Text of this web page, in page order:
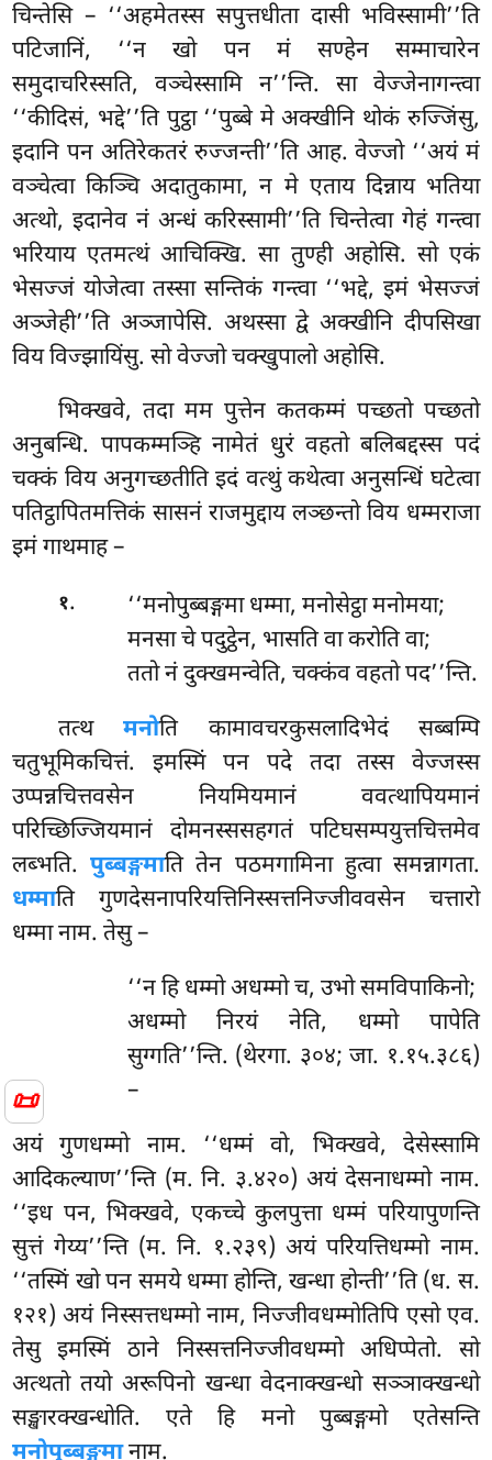
📜
चिन्तेसि – ‘‘अहमेतस्स सपुत्तधीता दासी भविस्सामी’’ति
पटिजानिं, ‘‘न खो पन मं सण्हेन सम्माचारेन
समुदाचरिस्सति, वञ्चेस्सामि न’’न्ति. सा वेज्जेनागन्त्वा
‘‘कीदिसं, भद्दे’’ति पुट्ठा ‘‘पुब्बे मे अक्खीनि थोकं रुज्जिंसु,
इदानि पन अतिरेकतरं रुज्जन्ती’’ति आह. वेज्जो ‘‘अयं मं
वञ्चेत्वा किञ्चि अदातुकामा, न मे एताय दिन्नाय भतिया
अत्थो, इदानेव नं अन्धं करिस्सामी’’ति चिन्तेत्वा गेहं गन्त्वा
भरियाय एतमत्थं आचिक्खि. सा तुण्ही अहोसि. सो एकं
भेसज्जं योजेत्वा तस्सा सन्तिकं गन्त्वा ‘‘भद्दे, इमं भेसज्जं
अञ्जेही’’ति अञ्जापेसि. अथस्सा द्वे अक्खीनि दीपसिखा
विय विज्झायिंसु. सो वेज्जो चक्खुपालो अहोसि.
भिक्खवे, तदा मम पुत्तेन कतकम्मं पच्छतो पच्छतो
अनुबन्धि. पापकम्मञ्हि नामेतं धुरं वहतो बलिबद्दस्स पदं
चक्कं विय अनुगच्छतीति इदं वत्थुं कथेत्वा अनुसन्धिं घटेत्वा
पतिट्ठापितमत्तिकं सासनं राजमुद्दाय लञ्छन्तो विय धम्मराजा
इमं गाथमाह –
१. ‘‘मनोपुब्बङ्गमाधम्मा, मनोसेट्ठा मनोमया;
मनसा चे पदुट्ठेन, भासति वा करोति वा;
ततो नं दुक्खमन्वेति, चक्कंव वहतो पद’’न्ति.
तत्थमनोति कामावचरकुसलादिभेदं सब्बम्पि
चतुभूमिकचित्तं. इमस्मिं पन पदे तदा तस्स वेज्जस्स
उप्पन्नचित्तवसेन नियमियमानं ववत्थापियमानं
परिच्छिज्जियमानं दोमनस्ससहगतं पटिघसम्पयुत्तचित्तमेव
लब्भति.पुब्बङ्गमाति तेन पठमगामिना हुत्वा समन्नागता.
धम्माति गुणदेसनापरियत्तिनिस्सत्तनिज्जीववसेन चत्तारो
धम्मा नाम. तेसु –
‘‘न हि धम्मो अधम्मो च, उभो समविपाकिनो;
अधम्मो निरयं नेति, धम्मो पापेति
सुग्गति’’न्ति. (थेरगा. ३०४; जा. १.१५.३८६)
–
अयं गुणधम्मो नाम. ‘‘धम्मं वो, भिक्खवे, देसेस्सामि
आदिकल्याण’’न्ति (म. नि. ३.४२०) अयं देसनाधम्मो नाम.
‘‘इध पन, भिक्खवे, एकच्चे कुलपुत्ता धम्मं परियापुणन्ति
सुत्तं गेय्य’’न्ति (म. नि. १.२३९) अयं परियत्तिधम्मो नाम.
‘‘तस्मिं खो पन समये धम्मा होन्ति, खन्धा होन्ती’’ति (ध. स.
१२१) अयं निस्सत्तधम्मो नाम, निज्जीवधम्मोतिपि एसो एव.
तेसु इमस्मिं ठाने निस्सत्तनिज्जीवधम्मो अधिप्पेतो. सो
अत्थतो तयो अरूपिनो खन्धा वेदनाक्खन्धो सञ्ञाक्खन्धो
सङ्खारक्खन्धोति. एते हि मनो पुब्बङ्गमो एतेसन्ति
मनोपुब्बङ्गमानाम.